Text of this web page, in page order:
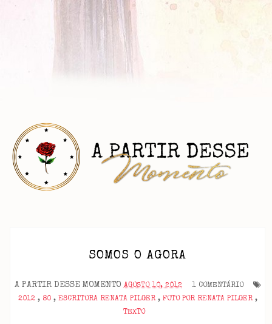
SOMOS O AGORA
A PARTIR DESSE MOMENTO AGOSTO 10, 2012
1 COMENTÁRIO
2012, 80, ESCRITORA RENATA PILGER, FOTO POR RENATA PILGER,
TEXTO